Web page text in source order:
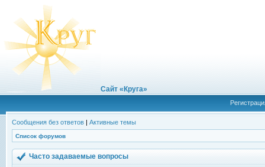
Сайт «Круга»
Сообщения без ответов | Активные темы
Список форумов
Часто задаваемые вопросы